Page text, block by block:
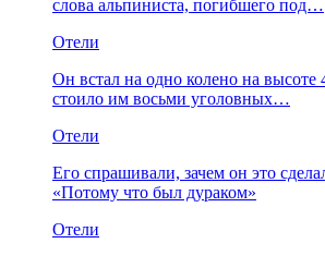
слова альпиниста, погибшего под…
Отели
Он встал на одно колено на
стоило им восьми уголовных…
Отели
Его спрашивали, зачем он это
«Потому что был дураком»
Отели